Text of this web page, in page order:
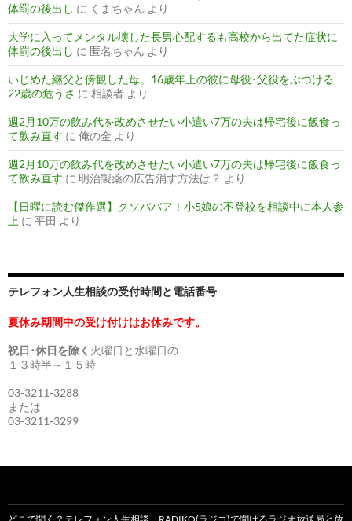
体罰の後出し に くまちゃん より
大学に入ってメンタル壊した長男心配するも高校から出てた症状に
体罰の後出し に 匿名ちゃん より
いじめた継父と傍観した母。16歳年上の彼に母役･父役をぶつける
22歳の危うさ に 相談者 より
週2月10万の飲み代を改めさせたい小遣い7万の夫は帰宅後に飯食っ
て飲み直す に 俺の金 より
週2月10万の飲み代を改めさせたい小遣い7万の夫は帰宅後に飯食っ
て飲み直す に 明治製薬の広告消す方法は？ より
【日曜に読む傑作選】クソババア！小5娘の不登校を相談中に本人参
上 に 平田 より
テレフォン人生相談の受付時間と電話番号
夏休み期間中の受け付けはお休みです。
祝日･休日を除く 火曜日と水曜日の
１３時半～１５時
03-3211-3288
または
03-3211-3299